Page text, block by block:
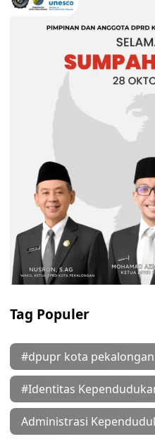
Tag Populer
#dpupr kota pekalongan
#Identitas
Administrasi